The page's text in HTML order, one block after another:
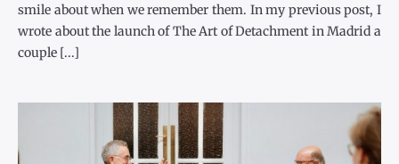
smile about when we remember them. In my previous post, I
wrote about the launch of The Art of Detachment in Madrid a
couple [...]